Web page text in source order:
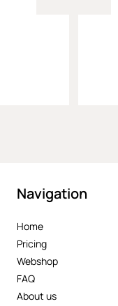
Navigation
Home
Pricing
Webshop
FAQ
About us